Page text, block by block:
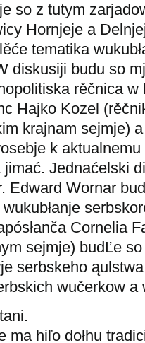
so z tutym
Hornjeje a
tematika
diskusiji budu so
rěčnica w
Hajko Kozel
krajnam sejmje)
k aktualnemu
jimać. Jednaćelski
Edward Wornar
Cornelia
sejmje) budĽe
serbskeho
wučerkow
ma hiľo dołhu